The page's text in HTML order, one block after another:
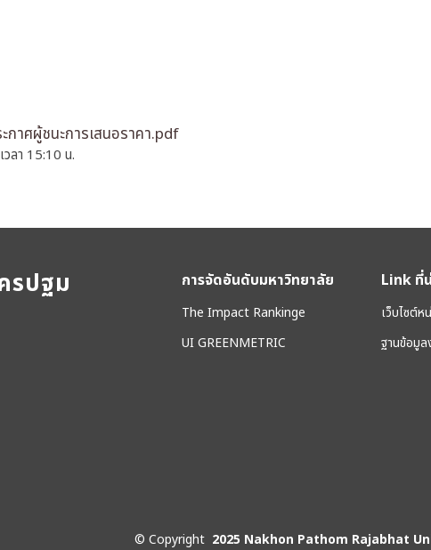
กาศผู้ชนะการเสนอราคา.pdf
ลา 15:10 น.
รปฐม การจัดอันดับมหาวิทยาลัย
The Impact Rankinge
UI GREENMETRIC
Link ที่
เว็บไซต์ห
ฐานข้อมูล
© Copyright 2025 Nakhon Pathom Rajabhat